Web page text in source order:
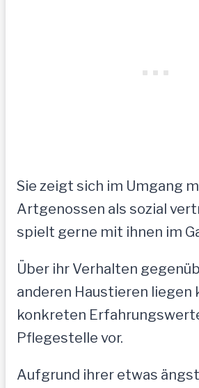
Sie zeigt sich im Umgang
Artgenossen als sozial
spielt gerne mit ihnen im
Über ihr Verhalten
anderen Haustieren liegen
konkreten
Pflegestelle vor.
Aufgrund ihrer etwas